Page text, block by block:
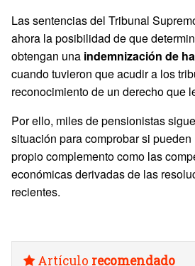
Las sentencias del Tribunal
ahora la posibilidad de que
obtengan una indemnización de
cuando tuvieron que acudir a los
reconocimiento de un derecho que
Por ello, miles de pensionistas
situación para comprobar si
propio complemento como las
económicas derivadas de las
recientes.
Artículo recomendado